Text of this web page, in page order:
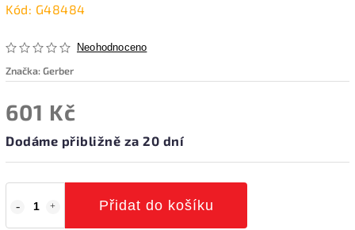
Kód: G48484
Neohodnoceno
Značka:Gerber
601 Kč
Dodáme přibližně za 20 dní
Přidat do košíku